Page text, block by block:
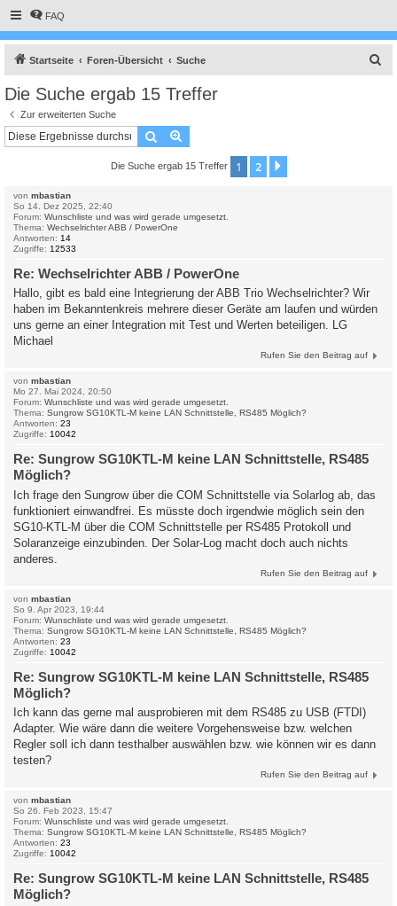
FAQ
Startseite Foren-Übersicht Suche
Die Suche ergab 15 Treffer
Zur erweiterten Suche
Suche
Die Suche ergab 15 Treffer 1 2
von mbastian
So 14. Dez 2025, 22:40
Forum: Wunschliste und was wird gerade umgesetzt.
Thema: Wechselrichter ABB / PowerOne
Antworten: 14
Zugriffe: 12533
Re: Wechselrichter ABB / PowerOne
Hallo, gibt es bald eine Integrierung der ABB Trio Wechselrichter? Wir
haben im Bekanntenkreis mehrere dieser Geräte am laufen und würden
uns gerne an einer Integration mit Test und Werten beteiligen. LG
Michael
Rufen Sie den Beitrag auf
von mbastian
Mo 27. Mai 2024, 20:50
Forum: Wunschliste und was wird gerade umgesetzt.
Thema: Sungrow SG10KTL-M keine LAN Schnittstelle, RS485 Möglich?
Antworten: 23
Zugriffe: 10042
Re: Sungrow SG10KTL-M keine LAN Schnittstelle, RS485
Möglich?
Ich frage den Sungrow über die COM Schnittstelle via Solarlog ab, das
funktioniert einwandfrei. Es müsste doch irgendwie möglich sein den
SG10-KTL-M über die COM Schnittstelle per RS485 Protokoll und
Solaranzeige einzubinden. Der Solar-Log macht doch auch nichts
anderes.
Rufen Sie den Beitrag auf
von mbastian
So 9. Apr 2023, 19:44
Forum: Wunschliste und was wird gerade umgesetzt.
Thema: Sungrow SG10KTL-M keine LAN Schnittstelle, RS485 Möglich?
Antworten: 23
Zugriffe: 10042
Re: Sungrow SG10KTL-M keine LAN Schnittstelle, RS485
Möglich?
Ich kann das gerne mal ausprobieren mit dem RS485 zu USB (FTDI)
Adapter. Wie wäre dann die weitere Vorgehensweise bzw. welchen
Regler soll ich dann testhalber auswählen bzw. wie können wir es dann
testen?
Rufen Sie den Beitrag auf
von mbastian
So 26. Feb 2023, 15:47
Forum: Wunschliste und was wird gerade umgesetzt.
Thema: Sungrow SG10KTL-M keine LAN Schnittstelle, RS485 Möglich?
Antworten: 23
Zugriffe: 10042
Re: Sungrow SG10KTL-M keine LAN Schnittstelle, RS485
Möglich?